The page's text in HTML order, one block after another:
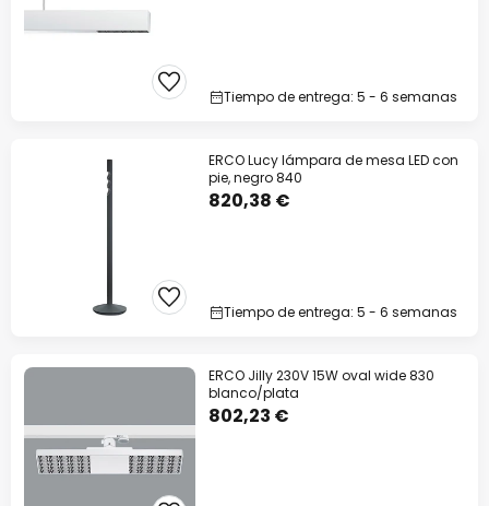
Tiempo de entrega: 5 - 6 semanas
ERCO Lucy lámpara de mesa LED con
pie, negro 840
820,38 €
Tiempo de entrega: 5 - 6 semanas
ERCO Jilly 230V 15W oval wide 830
blanco/plata
802,23 €